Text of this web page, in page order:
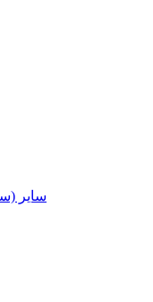
سایر